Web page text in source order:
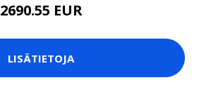
2690.55 EUR
LISÄTIETOJA